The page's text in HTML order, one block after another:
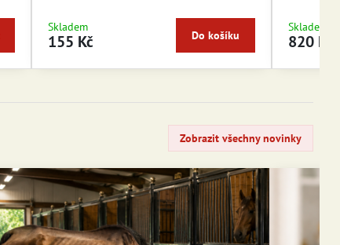
Skladem
155 Kč Do košíku
Skladem
820 Kč
Zobrazit všechny novinky